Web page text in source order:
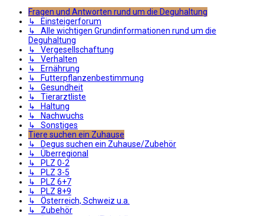
Fragen und Antworten rund um die Deguhaltung
↳ Einsteigerforum
↳ Alle wichtigen Grundinformationen rund um die
Deguhaltung
↳ Vergesellschaftung
↳ Verhalten
↳ Ernährung
↳ Futterpflanzenbestimmung
↳ Gesundheit
↳ Tierarztliste
↳ Haltung
↳ Nachwuchs
↳ Sonstiges
Tiere suchen ein Zuhause
↳ Degus suchen ein Zuhause/Zubehör
↳ Überregional
↳ PLZ 0-2
↳ PLZ 3-5
↳ PLZ 6+7
↳ PLZ 8+9
↳ Österreich, Schweiz u.a.
↳ Zubehör